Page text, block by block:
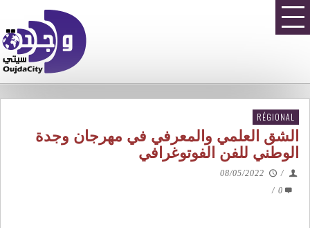
RÉGIONAL
الشق العلمي والمعرفي في مهرجان وجدة
الوطني للفن الفوتوغرافي
/
08/05/2022
0
/